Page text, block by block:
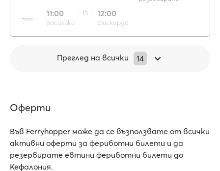
11:00
Василики
·· 1h ·· 12:00
Фискардо
Преглед на всички 14
Оферти
Във Ferryhopper може да се възползвате от всички
активни oферти за фериботни билети и да
резервирате евтини фериботни билети до
Кефалония.